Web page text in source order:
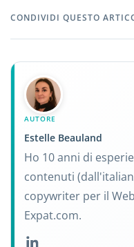
CONDIVIDI QUESTO
AUTORE
Estelle Beauland
Ho 10 anni di
contenuti
copywriter per il
Expat.com.